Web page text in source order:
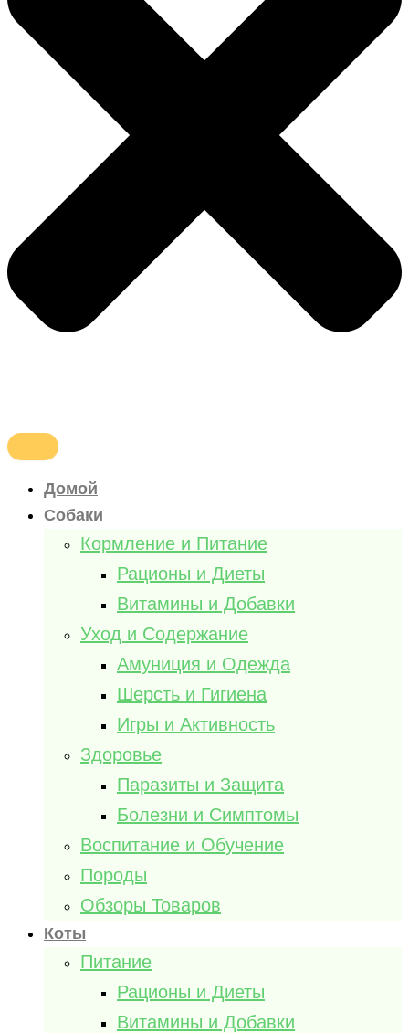
Домой
Собаки
Кормление и Питание
Рационы и Диеты
Витамины и Добавки
Уход и Содержание
Амуниция и Одежда
Шерсть и Гигиена
Игры и Активность
Здоровье
Паразиты и Защита
Болезни и Симптомы
Воспитание и Обучение
Породы
Обзоры Товаров
Коты
Питание
Рационы и Диеты
Витамины и Добавки